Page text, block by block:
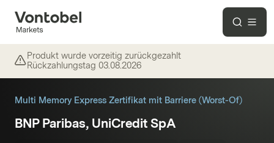
Produkt wurde vorzeitig zurückgezahlt
Rückzahlungstag 03.08.2026
Multi Memory Express Zertifikat mit Barriere (Worst-Of)
BNP Paribas, UniCredit SpA